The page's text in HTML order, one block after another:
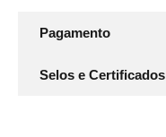
Pagamento
Selos e Certificados